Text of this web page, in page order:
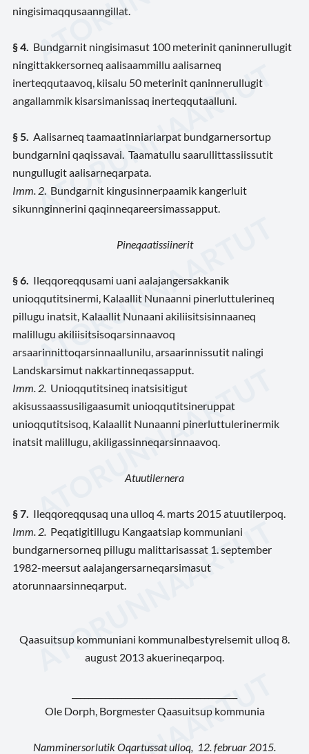
ningisimaqqusaanngillat.
§ 4. Bundgarnit ningisimasut 100 meterinit qaninnerullugit
ningittakkersorneq aalisaammillu aalisarneq
inerteqqutaavoq, kiisalu 50 meterinit qaninnerullugit
angallammik kisarsimanissaq inerteqqutaalluni.
§ 5. Aalisarneq taamaatinniariarpat bundgarnersortup
bundgarnini qaqissavai. Taamatullu saarullittassiissutit
nungullugit aalisarneqarpata.
Imm. 2 . Bundgarnit kingusinnerpaamik kangerluit
sikunnginnerini qaqinneqareersimassapput.
Pineqaatissiinerit
§ 6. Ileqqoreqqusami uani aalajangersakkanik
unioqqutitsinermi, Kalaallit Nunaanni pinerluttulerineq
pillugu inatsit, Kalaallit Nunaani akiliisitsisinnaaneq
malillugu akiliisitsisoqarsinnaavoq
arsaarinnittoqarsinnaallunilu, arsaarinnissutit nalingi
Landskarsimut nakkartinneqassapput.
Imm. 2. Unioqqutitsineq inatsisitigut
akisussaassusiligaasumit unioqqutitsineruppat
unioqqutitsisoq, Kalaallit Nunaanni pinerluttulerinermik
inatsit malillugu, akiligassinneqarsinnaavoq.
Atuutilernera
§ 7. Ileqqoreqqusaq una ulloq 4. marts 2015 atuutilerpoq.
Imm. 2. Peqatigitillugu Kangaatsiap kommuniani
bundgarnersorneq pillugu malittarisassat 1. september
1982-meersut aalajangersarneqarsimasut
atorunnaarsinneqarput.
Qaasuitsup kommuniani kommunalbestyrelsemit ulloq 8.
august 2013 akuerineqarpoq.
Ole Dorph, Borgmester Qaasuitsup kommunia
Namminersorlutik Oqartussat ulloq, 12. februar 2015.